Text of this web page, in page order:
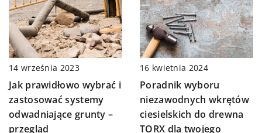
14 września 2023
Jak prawidłowo wybrać i
zastosować systemy
odwadniające grunty –
przegląd
16 kwietnia 2024
Poradnik wyboru
niezawodnych wkrętów
ciesielskich do drewna
TORX dla twojego